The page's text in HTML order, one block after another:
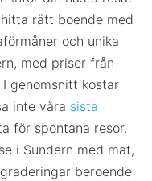
rätt boende med
och unika
med priser från
genomsnitt kostar
inte våra sista
för spontana resor.
i Sundern med mat,
beroende